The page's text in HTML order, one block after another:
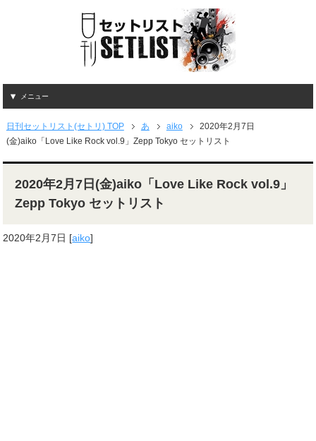
メニュー
日刊セットリスト(セトリ) TOP あ aiko
2020年2月7日
(金)aiko「Love Like Rock vol.9」Zepp Tokyo セットリスト
2020年2月7日(金)aiko「Love Like Rock vol.9」
Zepp Tokyo セットリスト
2020年2月7日 [aiko]